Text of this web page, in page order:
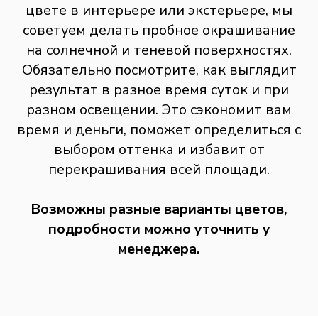
цвете в интерьере или экстерьере, мы
советуем делать пробное окрашивание
на солнечной и теневой поверхностях.
Обязательно посмотрите, как выглядит
результат в разное время суток и при
разном освещении. Это сэкономит вам
время и деньги, поможет определиться с
выбором оттенка и избавит от
перекрашивания всей площади.
Возможны разные варианты цветов,
подробности можно уточнить у
менеджера.